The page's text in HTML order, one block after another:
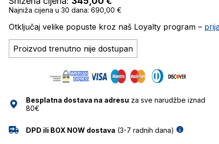
Najniža cijena u 30 dana: 690,00 €
Otključaj velike popuste kroz naš Loyalty program –
Proizvod trenutno nije dostupan
Besplatna dostava na adresu za sve narudžbe iznad
80€
DPD ili BOX NOW dostava (3-7 radnih dana)